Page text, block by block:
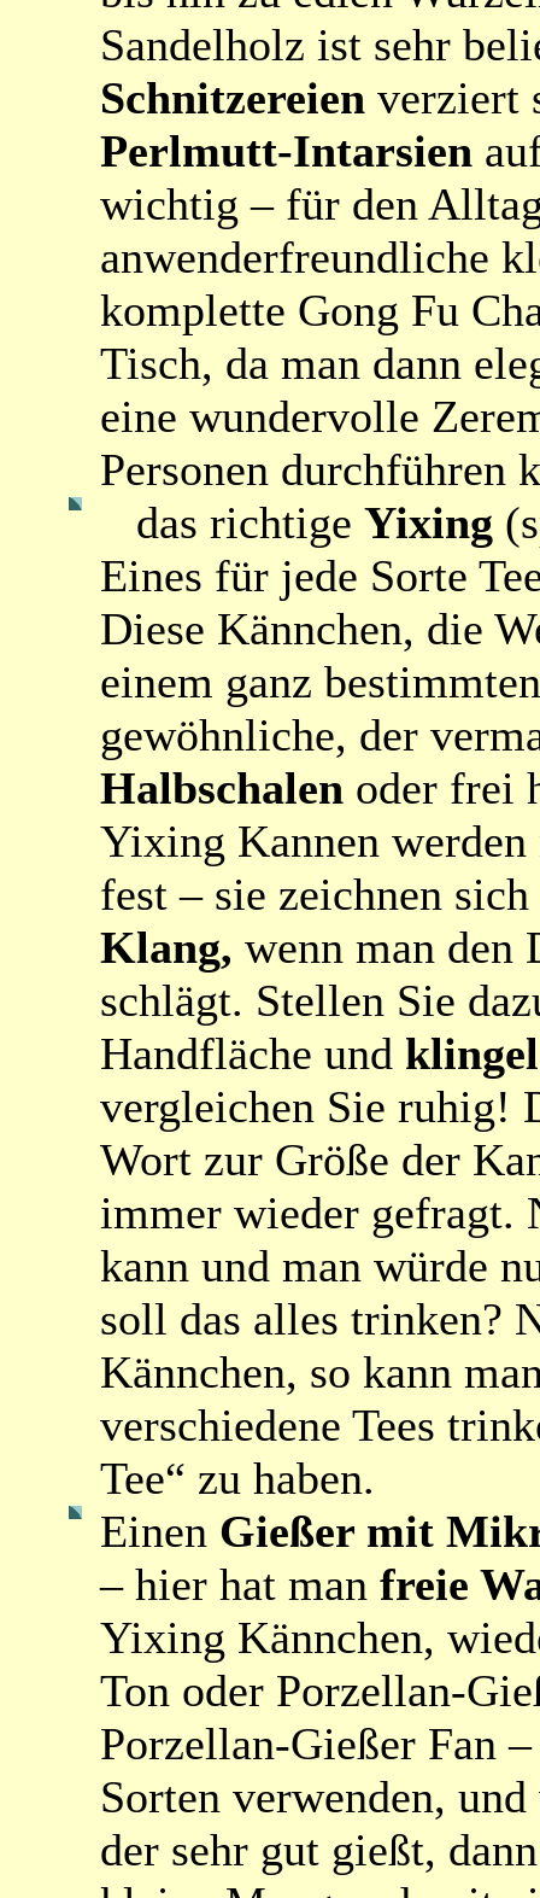
Sandelholz ist sehr
Schnitzereien verziert
Perlmutt-Intarsien
wichtig – für den
anwenderfreundliche
komplette Gong Fu
Tisch, da man dann
eine wundervolle
Personen durchführen
das richtige Yixing
Eines für jede Sorte
Diese Kännchen, die
einem ganz
gewöhnliche, der
Halbschalen oder frei
Yixing Kannen
fest – sie zeichnen
Klang, wenn man den
schlägt. Stellen Sie
Handfläche und
vergleichen Sie ruhig!
Wort zur Größe der
immer wieder gefragt.
kann und man würde
soll das alles trinken?
Kännchen, so kann
verschiedene Tees
Tee“ zu haben.
Einen Gießer mit
– hier hat man freie
Yixing Kännchen,
Ton oder Porzellan-
Porzellan-Gießer Fan
Sorten verwenden,
der sehr gut gießt,